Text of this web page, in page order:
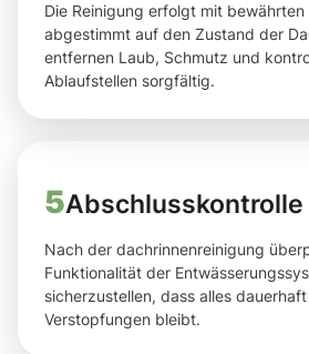
Die Reinigung erfolgt mit bewährten
abgestimmt auf den Zustand der
entfernen Laub, Schmutz und
Ablaufstellen sorgfältig.
5Abschlusskontrolle
Nach der dachrinnenreinigung
Funktionalität der
sicherzustellen, dass alles
Verstopfungen bleibt.